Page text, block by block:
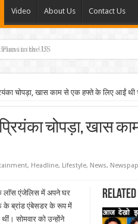
Video About Us Contact Us
in the US
चोपड़ा, खास काम से एक हफ्ते के लिए आईं
चोपड़ा, खास
, Headline, Lifestyle, News,
के लॉस एंजेलिस में अपने घर
के ब्रांड एंबेसडर के रूप में
सोमवार को उन्होंने